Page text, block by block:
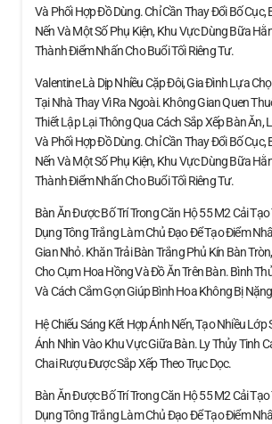
Và Phối Hợp Đồ Dùng. Chỉ Cần Thay Đổi Bố Cục,
Nến Và Một Số Phụ Kiện, Khu Vực Dùng Bữa
Thành Điểm Nhấn Cho Buổi Tối Riêng Tư.
Valentine Là Dịp Nhiều Cặp Đôi, Gia Đình Lựa
Tại Nhà Thay Vì Ra Ngoài. Không Gian Quen
Thiết Lập Lại Thông Qua Cách Sắp Xếp Bàn Ăn,
Và Phối Hợp Đồ Dùng. Chỉ Cần Thay Đổi Bố Cục,
Nến Và Một Số Phụ Kiện, Khu Vực Dùng Bữa
Thành Điểm Nhấn Cho Buổi Tối Riêng Tư.
Bàn Ăn Được Bố Trí Trong Căn Hộ 55 M2 Cải
Dụng Tông Trắng Làm Chủ Đạo Để Tạo Điểm
Gian Nhỏ. Khăn Trải Bàn Trắng Phủ Kín Bàn
Cho Cụm Hoa Hồng Và Đồ Ăn Trên Bàn. Bình
Và Cách Cắm Gọn Giúp Bình Hoa Không Bị
Hệ Chiếu Sáng Kết Hợp Ánh Nến, Tạo Nhiều Lớp
Ánh Nhìn Vào Khu Vực Giữa Bàn. Ly Thủy Tinh
Chai Rượu Được Sắp Xếp Theo Trục Dọc.
Bàn Ăn Được Bố Trí Trong Căn Hộ 55 M2 Cải
Dụng Tông Trắng Làm Chủ Đạo Để Tạo Điểm